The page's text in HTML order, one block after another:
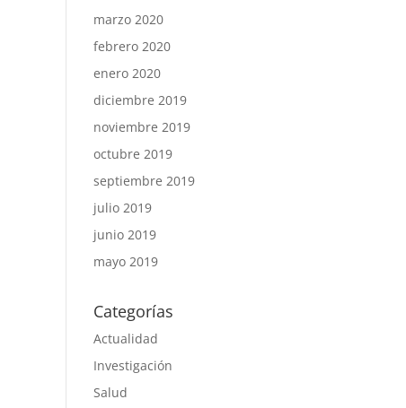
marzo 2020
febrero 2020
enero 2020
diciembre 2019
noviembre 2019
octubre 2019
septiembre 2019
julio 2019
junio 2019
mayo 2019
Categorías
Actualidad
Investigación
Salud